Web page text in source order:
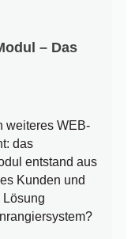
– Das
weiteres WEB-
das
entstand aus
Kunden und